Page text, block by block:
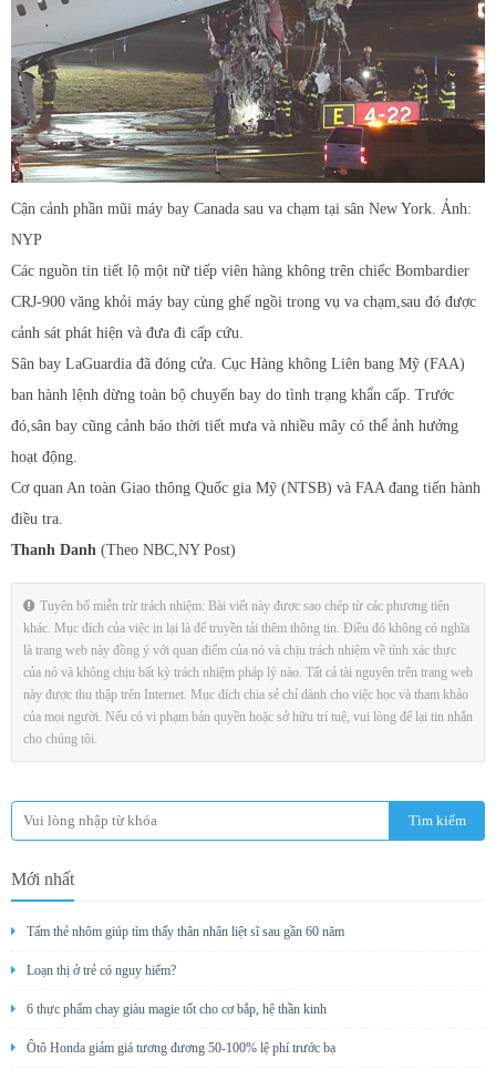
Cận cảnh phần mũi máy bay Canada sau va chạm tại sân New York. Ảnh:
NYP
Các nguồn tin tiết lộ một nữ tiếp viên hàng không trên chiếc Bombardier
CRJ-900 văng khỏi máy bay cùng ghế ngồi trong vụ va chạm,sau đó được
cảnh sát phát hiện và đưa đi cấp cứu.
Sân bay LaGuardia đã đóng cửa. Cục Hàng không Liên bang Mỹ (FAA)
ban hành lệnh dừng toàn bộ chuyến bay do tình trạng khẩn cấp. Trước
đó,sân bay cũng cảnh báo thời tiết mưa và nhiều mây có thể ảnh hưởng
hoạt động.
Cơ quan An toàn Giao thông Quốc gia Mỹ (NTSB) và FAA đang tiến hành
điều tra.
Thanh Danh (Theo NBC,NY Post)
Tuyên bố miễn trừ trách nhiệm: Bài viết này được sao chép từ các phương tiện
khác. Mục đích của việc in lại là để truyền tải thêm thông tin. Điều đó không có nghĩa
là trang web này đồng ý với quan điểm của nó và chịu trách nhiệm về tính xác thực
của nó và không chịu bất kỳ trách nhiệm pháp lý nào. Tất cả tài nguyên trên trang web
này được thu thập trên Internet. Mục đích chia sẻ chỉ dành cho việc học và tham khảo
của mọi người. Nếu có vi phạm bản quyền hoặc sở hữu trí tuệ, vui lòng để lại tin nhắn
cho chúng tôi.
Mới nhất
Tấm thẻ nhôm giúp tìm thấy thân nhân liệt sĩ sau gần 60 năm
Loạn thị ở trẻ có nguy hiểm?
6 thực phẩm chay giàu magie tốt cho cơ bắp, hệ thần kinh
Ôtô Honda giảm giá tương đương 50-100% lệ phí trước bạ